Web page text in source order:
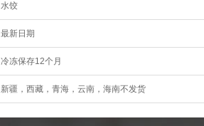
水饺
最新日期
冷冻保存12个月
新疆，西藏，青海，云南，海南不发货